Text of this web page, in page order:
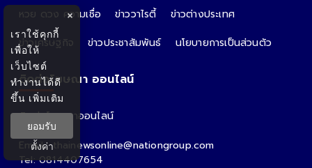
หวย ดวง ความเชื่อ
ข่าววาไรตี้
ข่าวต่างประเทศ
ข่าวเศรษฐกิจ
ข่าวประชาสัมพันธ์ นโยบายการเป็นส่วนตัว
ติดต่อโฆษณา ออนไลน์
ติดต่อโฆษณาออนไลน์
คุณอ้อ
Email : thainewsonline@nationgroup.com
Tel: 0814407654
×
เราใช้คุกกี้
เพื่อให้
เว็บไซต์
ทำงานได้ดี
ขึ้น เพิ่มเติม
ยอมรับ
ตั้งค่า